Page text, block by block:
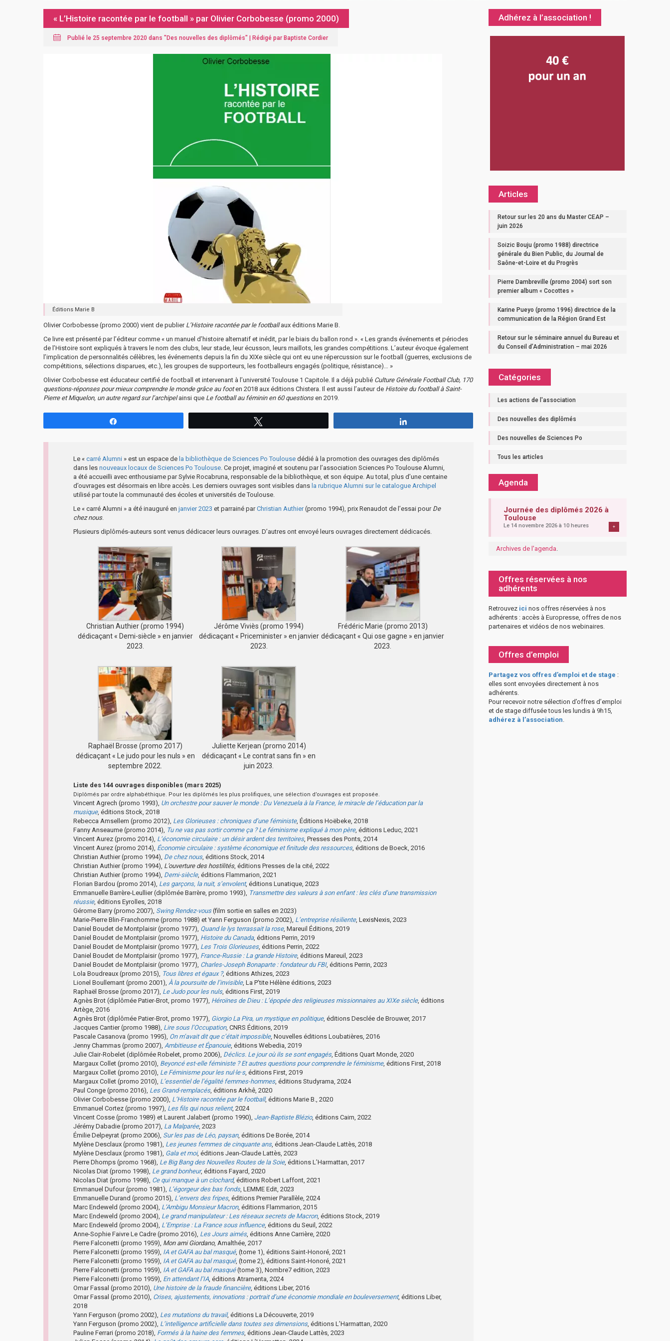
« L’Histoire racontée par le football » par Olivier Corbobesse (promo 2000)
Publié le 25 septembre 2020 dans "Des nouvelles des diplômés" | Rédigé par Baptiste Cordier
Éditions Marie B
Olivier Corbobesse (promo 2000) vient de publier L’Histoire racontée par le footballaux éditions Marie B.
Ce livre est présenté par l’éditeur comme « un manuel d’histoire alternatif et inédit, par le biais du ballon rond ». « Les grands événements et périodes
de l’Histoire sont expliqués à travers le nom des clubs, leur stade, leur écusson, leurs maillots, les grandes compétitions. L’auteur évoque également
l’implication de personnalités célèbres, les événements depuis la fin du XIXe siècle qui ont eu une répercussion sur le football (guerres, exclusions de
compétitions, sélections disparues, etc.), les groupes de supporteurs, les footballeurs engagés (politique, résistance)… »
​Olivier Corbobesse est éducateur certifié de football et intervenant à l’université Toulouse 1 Capitole. Il a déjà publié Culture Générale Football Club, 170
questions-réponses pour mieux comprendre le monde grâce au footen 2018 aux éditions Chistera. Il est aussi l’auteur de Histoire du football à Saint-
Pierre et Miquelon, un autre regard sur l’archipelainsi que Le football au féminin en 60 questionsen 2019.
Le « carré Alumni » est un espace de la bibliothèque de Sciences Po Toulouse dédié à la promotion des ouvrages des diplômés
dans les nouveaux locaux de Sciences Po Toulouse . Ce projet, imaginé et soutenu par l’association Sciences Po Toulouse Alumni,
a été accueilli avec enthousiame par Sylvie Rocabruna, responsable de la bibliothèque, et son équipe. Au total, plus d’une centaine
d’ouvrages est désormais en libre accès. Les derniers ouvrages sont visibles dans la rubrique Alumni sur le catalogue Archipel
utilisé par toute la communauté des écoles et universités de Toulouse.
Le « carré Alumni » a été inauguré en janvier 2023 et parrainé parChristian Authier(promo 1994), prix Renaudot de l’essai pour De
chez nous.
Plusieurs diplômés-auteurs sont venus dédicacer leurs ouvrages. D’autres ont envoyé leurs ouvrages directement dédicacés.
Christian Authier (promo 1994)
dédicaçant « Demi-siècle » en janvier
2023.
Jérôme Viviès (promo 1994)
dédicaçant « Priceminister » en janvier
2023.
Frédéric Marie (promo 2013)
dédicaçant « Qui ose gagne » en janvier
2023.
Raphaël Brosse (promo 2017)
dédicaçant « Le judo pour les nuls » en
septembre 2022.
Juliette Kerjean (promo 2014)
dédicaçant « Le contrat sans fin » en
juin 2023.
Liste des 144 ouvrages disponibles (mars 2025)
Diplômés par ordre alphabéthique. Pour les diplômés les plus prolifiques, une sélection d’ouvrages est proposée.
Vincent Agrech (promo 1993), Un orchestre pour sauver le monde : Du Venezuela à la France, le miracle de l’éducation par la
musique, éditions Stock, 2018
Rebecca Amsellem (promo 2012), Les Glorieuses : chroniques d’une féministe, Éditions Hoëbeke, 2018
Fanny Anseaume (promo 2014), Tu ne vas pas sortir comme ça ? Le féminisme expliqué à mon père, éditions Leduc, 2021
Vincent Aurez (promo 2014), L’économie circulaire : un désir ardent des territoires, Presses des Ponts, 2014
Vincent Aurez (promo 2014), Économie circulaire : système économique et finitude des ressources, éditions de Boeck, 2016
Christian Authier (promo 1994), De chez nous, éditions Stock, 2014
Christian Authier (promo 1994), L’ouverture des hostilités, éditions Presses de la cité, 2022
Christian Authier (promo 1994), Demi-siècle, éditions Flammarion, 2021
Florian Bardou (promo 2014), Les garçons, la nuit, s’envolent, éditions Lunatique, 2023
Emmanuelle Barrère-Leullier (diplômée Barrère, promo 1993), Transmettre des valeurs à son enfant : les clés d’une transmission
réussie, éditions Eyrolles, 2018
Gérome Barry (promo 2007), Swing Rendez-vous(film sortie en salles en 2023)
Marie-Pierre Blin-Franchomme (promo 1988) et Yann Ferguson (promo 2002), L’entreprise résiliente, LexisNexis, 2023
Daniel Boudet de Montplaisir (promo 1977), Quand le lys terrassait la rose, Mareuil Éditions, 2019
Daniel Boudet de Montplaisir (promo 1977), Histoire du Canada, éditions Perrin, 2019
Daniel Boudet de Montplaisir (promo 1977), Les Trois Glorieuses, éditions Perrin, 2022
Daniel Boudet de Montplaisir (promo 1977), France-Russie : La grande Histoire, éditions Mareuil, 2023
Daniel Boudet de Montplaisir (promo 1977), Charles-Joseph Bonaparte : fondateur du FBI, éditions Perrin, 2023
Lola Boudreaux (promo 2015), Tous libres et égaux ?, éditions Athizes, 2023
Lionel Boullemant (promo 2001), À la poursuite de l’invisible, La P’tite Hélène éditions, 2023
Raphaël Brosse (promo 2017), Le Judo pour les nuls, éditions First, 2019
Agnès Brot (diplômée Patier-Brot, promo 1977), Héroïnes de Dieu : L’épopée des religieuses missionnaires au XIXe siècle, éditions
Artège, 2016
Agnès Brot (diplômée Patier-Brot, promo 1977), Giorgio La Pira, un mystique en politique, éditions Desclée de Brouwer, 2017
Jacques Cantier (promo 1988), Lire sous l’Occupation, CNRS Éditions, 2019
Pascale Casanova (promo 1995), On m’avait dit que c’était impossible, Nouvelles éditions Loubatières, 2016
Jenny Chammas (promo 2007), Ambitieuse et Épanouie, éditions Webedia, 2019
Julie Clair-Robelet (diplômée Robelet, promo 2006), Déclics. Le jour où ils se sont engagés, Éditions Quart Monde, 2020
Margaux Collet (promo 2010), Beyoncé est-elle féministe ? Et autres questions pour comprendre le féminisme, éditions First, 2018
Margaux Collet (promo 2010), Le Féminisme pour les nul·le·s, éditions First, 2019
Margaux Collet (promo 2010), L’essentiel de l’égalité femmes-hommes, éditions Studyrama, 2024
Paul Conge (promo 2016), Les Grand-remplacés, éditions Arkhê, 2020
Olivier Corbobesse (promo 2000), L’Histoire racontée par le football, éditions Marie B., 2020
Emmanuel Cortez (promo 1997), Les fils qui nous relient, 2024
Vincent Cosse (promo 1989) et Laurent Jalabert (promo 1990), Jean-Baptiste Blézio, éditions Cairn, 2022
Jérémy Dabadie (promo 2017), La Malparée, 2023
Émilie Delpeyrat (promo 2006), Sur les pas de Léo, paysan, éditions De Borée, 2014
Mylène Desclaux (promo 1981), Les jeunes femmes de cinquante ans, éditions Jean-Claude Lattès, 2018
Mylène Desclaux (promo 1981), Gala et moi, éditions Jean-Claude Lattès, 2023
Pierre Dhomps (promo 1968), Le Big Bang des Nouvelles Routes de la Soie, éditions L’Harmattan, 2017
Nicolas Diat (promo 1998), Le grand bonheur, éditions Fayard, 2020
Nicolas Diat (promo 1998), Ce qui manque à un clochard, éditions Robert Laffont, 2021
Emmanuel Dufour (promo 1981), L’égorgeur des bas fonds, LEMME Edit, 2023
Emmanuelle Durand (promo 2015), L’envers des fripes, éditions Premier Parallèle, 2024
Marc Endeweld (promo 2004), L’Ambigu Monsieur Macron, éditions Flammarion, 2015
Marc Endeweld (promo 2004), Le grand manipulateur : Les réseaux secrets de Macron, éditions Stock, 2019
Marc Endeweld (promo 2004), L’Emprise : La France sous influence, éditions du Seuil, 2022
Anne-Sophie Faivre Le Cadre (promo 2016), Les Jours aimés, éditions Anne Carrière, 2020
Pierre Falconetti (promo 1959), Mon ami Giordano, Amalthée, 2017
Pierre Falconetti (promo 1959), IA et GAFA au bal masqué, (tome 1), éditions Saint-Honoré, 2021
Pierre Falconetti (promo 1959), IA et GAFA au bal masqué, (tome 2), éditions Saint-Honoré, 2021
Pierre Falconetti (promo 1959), IA et GAFA au bal masqué(tome 3), Nombre7 edition, 2023
Pierre Falconetti (promo 1959), En attendant l’IA , éditions Atramenta, 2024
Omar Fassal (promo 2010), Une histoire de la fraude financière, éditions Liber, 2016
Omar Fassal (promo 2010), Crises, ajustements, innovations : portrait d’une économie mondiale en bouleversement, éditions Liber,
2018
Yann Ferguson (promo 2002), Les mutations du travail, éditions La Découverte, 2019
Yann Ferguson (promo 2002), L’intelligence artificielle dans toutes ses dimensions, éditions L’Harmattan, 2020
Pauline Ferrari (promo 2018), Formés à la haine des femmes, éditions Jean-Claude Lattès, 2023
Adhérez à l’association !
Articles
Retour sur les 20 ans du Master CEAP –
juin 2026
Soizic Bouju (promo 1988) directrice
générale du Bien Public, du Journal de
Saône-et-Loire et du Progrès
Pierre Dambreville (promo 2004) sort son
premier album « Cocottes »
Karine Pueyo (promo 1996) directrice de la
communication de la Région Grand Est
Retour sur le séminaire annuel du Bureau et
du Conseil d’Administration – mai 2026
Catégories
Les actions de l'association
Des nouvelles des diplômés
Des nouvelles de Sciences Po
Tous les articles
Agenda
Journée des diplômés 2026 à
Toulouse
Le 14 novembre 2026 à 10 heures +
Archives de l'agenda.
Offres réservées à nos
adhérents
Retrouvez ici nos offres réservées à nos
adhérents : accès à Europresse, offres de nos
partenaires et vidéos de nos webinaires.
Offres d’emploi
Partagez vos offres d’emploi et de stage :
elles sont envoyées directement à nos
adhérents.
Pour recevoir notre sélection d’offres d’emploi
et de stage diffusée tous les lundis à 9h15,
adhérez à l’association.